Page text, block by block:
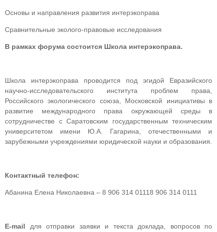
Основы и направления развития интерэкоправа
Сравнительные эколого-правовые исследования
В рамках форума состоится Школа интерэкоправа.
Школа интерэкоправа проводится под эгидой Евразийского
научно-исследовательского института проблем права,
Российского экологического союза, Московской инициативы в
развитие международного права окружающей среды в
сотрудничестве с Саратовским государственным техническим
университетом имени Ю.А. Гагарина, отечественными и
зарубежными учреждениями юридической науки и образования.
Контактный телефон:
Абанина Елена Николаевна – 8 906 314 01118 906 314 0111
E-mail для отправки заявки и текста доклада, вопросов по